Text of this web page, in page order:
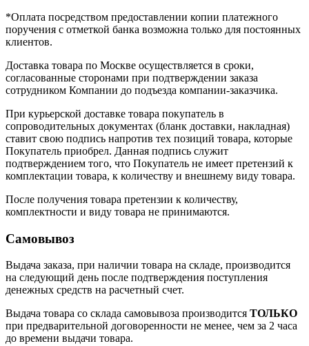
*Оплата посредством предоставлении копии платежного
поручения с отметкой банка возможна только для постоянных
клиентов.
Доставка товара по Москве осуществляется в сроки,
согласованные сторонами при подтверждении заказа
сотрудником Компании до подъезда компании-заказчика.
При курьерской доставке товара покупатель в
сопроводительных документах (бланк доставки, накладная)
ставит свою подпись напротив тех позиций товара, которые
Покупатель приобрел. Данная подпись служит
подтверждением того, что Покупатель не имеет претензий к
комплектации товара, к количеству и внешнему виду товара.
После получения товара претензии к количеству,
комплектности и виду товара не принимаются.
Самовывоз
Выдача заказа, при наличии товара на складе, производится
на следующий день после подтверждения поступления
денежных средств на расчетный счет.
Выдача товара со склада самовывоза производится ТОЛЬКО
при предварительной договоренности не менее, чем за 2 часа
до времени выдачи товара.